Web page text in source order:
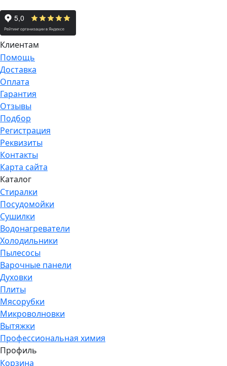
Клиентам
Помощь
Доставка
Оплата
Гарантия
Отзывы
Подбор
Регистрация
Реквизиты
Контакты
Карта сайта
Каталог
Стиралки
Посудомойки
Сушилки
Водонагреватели
Холодильники
Пылесосы
Варочные панели
Духовки
Плиты
Мясорубки
Микроволновки
Вытяжки
Профессиональная химия
Профиль
Корзина